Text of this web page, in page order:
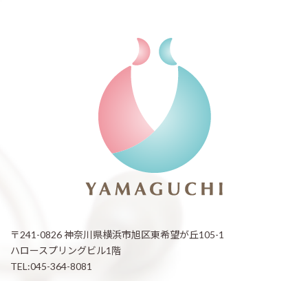
〒241-0826 神奈川県横浜市旭区東希望が丘105-1
ハロースプリングビル1階
TEL:045-364-8081